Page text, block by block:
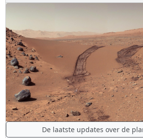
De laatste updates over de